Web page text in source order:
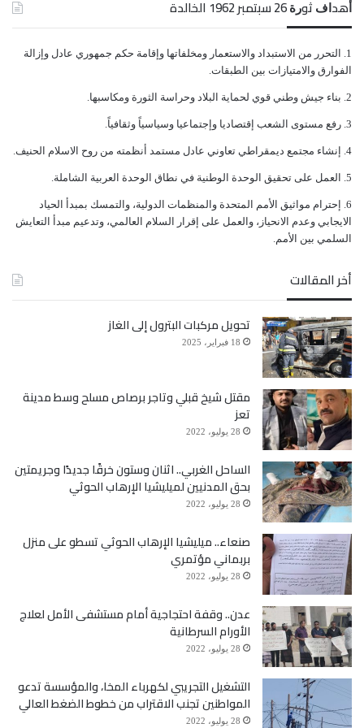
جاء ذلك، بعد التقارب المصري التركي، الذي دفع بالثانية
إشعار قيادات الإخوان الفارة في تركيا وأبواقها الإعلامية
إلى الإستعداد لمغادرة تركيا، وأخبار بأن ذلك الإشعار لم
يقتصر على إخوان مصر فقط، بل شمل إخوان كلا من
اليمن وسوريا وليبيا.
ﺃﻫﺪﺍﻑ ﺛﻮﺭﺓ 26 ﺳﺒﺘﻤﺒﺮ 1962 الخالدة
ﺍﻟﺘﺤﺮﺭ ﻣﻦ ﺍﻻﺳﺘﺒﺪﺍﺩ ﻭﺍﻻﺳﺘﻌﻤﺎﺭ ﻭﻣﺨﻠﻔﺎﺗﻬﺎ ﻭﺇﻗﺎﻣﺔ ﺣﻜﻢ ﺟﻤﻬﻮﺭﻱ ﻋﺎﺩﻝ ﻭﺇﺯﺍﻟﺔ
ﺍﻟﻔﻮﺍﺭﻕ ﻭﺍﻻﻣﺘﻴﺎﺯﺍﺕ ﺑﻴﻦ ﺍﻟﻄﺒﻘﺎﺕ.
ﺑﻨﺎﺀ ﺟﻴﺶ ﻭﻃﻨﻲ ﻗﻮﻱ ﻟﺤﻤﺎﻳﺔ ﺍﻟﺒﻼﺩ ﻭﺣﺮﺍﺳﺔ ﺍﻟﺜﻮﺭﺓ ﻭﻣﻜﺎﺳﺒﻬﺎ.
ﺭﻓﻊ ﻣﺴﺘﻮﻯ ﺍﻟﺸﻌﺐ ﺇﻗﺘﺼﺎﺩﻳﺎ ﻭﺇﺟﺘﻤﺎﻋﻴﺎ ﻭﺳﻴﺎﺳﻴﺎً ﻭﺛﻘﺎﻓﻴﺎً.
ﺇﻧﺸﺎﺀ ﻣﺠﺘﻤﻊ ﺩﻳﻤﻘﺮﺍﻃﻲ ﺗﻌﺎﻭﻧﻲ ﻋﺎﺩﻝ ﻣﺴﺘﻤﺪ ﺃﻧﻈﻤﺘﻪ ﻣﻦ ﺭﻭﺡ ﺍﻻﺳﻼﻡ ﺍﻟﺤﻨﻴﻒ.
ﺍﻟﻌﻤﻞ ﻋﻠﻰ ﺗﺤﻘﻴﻖ ﺍﻟﻮﺣﺪﺓ ﺍﻟﻮﻃﻨﻴﺔ ﻓﻲ ﻧﻄﺎﻕ ﺍﻟﻮﺣﺪﺓ ﺍﻟﻌﺮﺑﻴﺔ ﺍﻟﺸﺎﻣﻠﺔ.
ﺇﺣﺘﺮﺍﻡ ﻣﻮﺍﺛﻴﻖ الأﻣﻢ ﺍﻟﻤﺘﺤﺪﺓ ﻭﺍﻟﻤﻨﻈﻤﺎﺕ ﺍﻟﺪﻭﻟﻴﺔ، ﻭﺍﻟﺘﻤﺴﻚ ﺑﻤﺒﺪﺃ ﺍﻟﺤﻴﺎﺩ
ﺍﻻﻳﺠﺎﺑﻲ ﻭﻋﺪﻡ ﺍﻻﻧﺤﻴﺎﺯ، ﻭﺍﻟﻌﻤﻞ ﻋﻠﻰ ﺇﻗﺮﺍﺭ ﺍﻟﺴﻼﻡ ﺍﻟﻌﺎﻟﻤﻲ، ﻭﺗﺪﻋﻴﻢ ﻣﺒﺪﺃ ﺍﻟﺘﻌﺎﻳﺶ
ﺍﻟﺴﻠﻤﻲ ﺑﻴﻦ ﺍﻷﻣﻢ.
أخر المقالات
تحويل مركبات البترول إلى الغاز
18 فبراير، 2025
مقتل شيخ قبلي وتاجر برصاص مسلح وسط مدينة
تعز
28 يوليو، 2022
الساحل الغربي.. اثنان وستون خرقًا جديدًا وجريمتين
بحق المدنيين لميليشيا الإرهاب الحوثي
28 يوليو، 2022
صنعاء.. ميليشيا الإرهاب الحوثي تسطو على منزل
بربماني مؤتمري
28 يوليو، 2022
عدن.. وقفة احتجاجية أمام مستشفى الأمل لعلاج
الأورام السرطانية
28 يوليو، 2022
التشغيل التجريبي لكهرباء المخا، والمؤسسة تدعو
المواطنين تجنب الاقتراب من خطوط الضغط العالي
28 يوليو، 2022